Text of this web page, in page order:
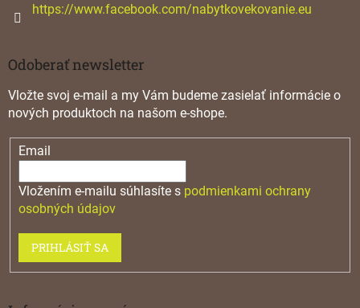
https://www.facebook.com/nabytkovekovanie.eu
Odoberať newsletter
Vložte svoj e-mail a my Vám budeme zasielať informácie o
nových produktoch na našom e-shope.
Email
Vložením e-mailu súhlasíte s podmienkami ochrany
osobných údajov
PRIHLÁSIŤ SA